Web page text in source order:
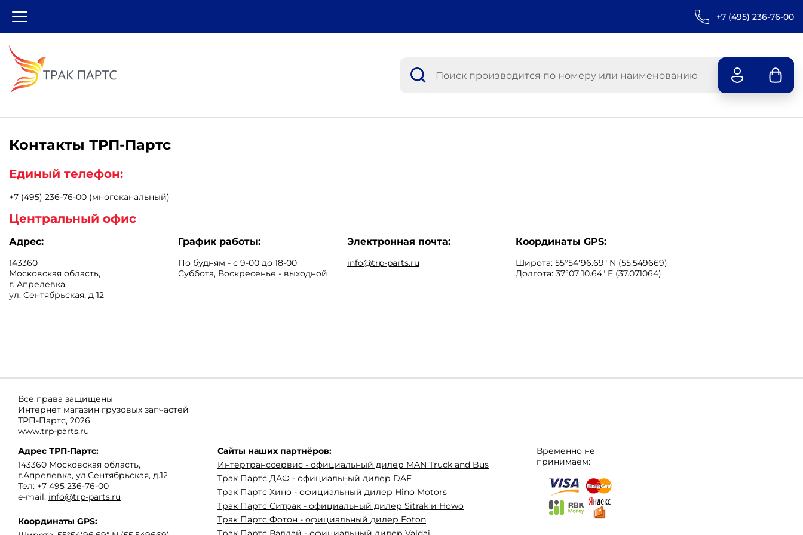
+7 (495) 236-76-00
Контакты ТРП-Партс
Единый телефон:
+7 (495) 236-76-00 (многоканальный)
Центральный офис
Адрес:
143360
Московская область,
г. Апрелевка,
ул. Сентябрьская, д 12
График работы:
По будням - с 9-00 до 18-00
Суббота, Воскресенье - выходной
Электронная почта:
info@trp-parts.ru
Координаты GPS:
Широта: 55°54'96.69" N (55.549669)
Долгота: 37°07′10.64″ E (37.071064)
Все права защищены
Интернет магазин грузовых запчастей
ТРП-Партс, 2026
www.trp-parts.ru
Адрес ТРП-Партс:
143360 Московская область,
г.Апрелевка, ул.Сентябрьская, д.12
Тел: +7 495 236-76-00
e-mail: info@trp-parts.ru
Координаты GPS:
Сайты наших партнёров:
Интертранссервис - официальный дилер MAN Truck and Bus
Трак Партс ДАФ - официальный дилер DAF
Трак Партс Хино - официальный дилер Hino Motors
Трак Партс Ситрак - официальный дилер Sitrak и Howo
Трак Партс Фотон - официальный дилер Foton
Временно не
принимаем: